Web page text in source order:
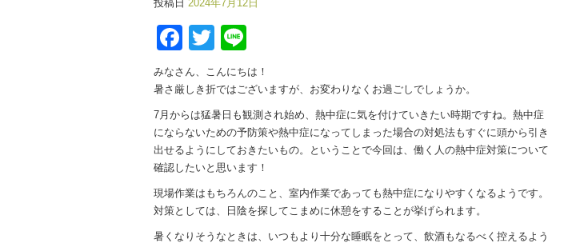
投稿日 2024年7月12日
Facebook
Twitter
みなさん、こんにちは！
暑さ厳しき折ではございますが、お変わりなくお過ごしでしょうか。
7月からは猛暑日も観測され始め、熱中症に気を付けていきたい時期ですね。熱中症
にならないための予防策や熱中症になってしまった場合の対処法もすぐに頭から引き
出せるようにしておきたいもの。ということで今回は、働く人の熱中症対策について
確認したいと思います！
現場作業はもちろんのこと、室内作業であっても熱中症になりやすくなるようです。
対策としては、日陰を探してこまめに休憩をすることが挙げられます。
暑くなりそうなときは、いつもより十分な睡眠をとって、飲酒もなるべく控えるよう